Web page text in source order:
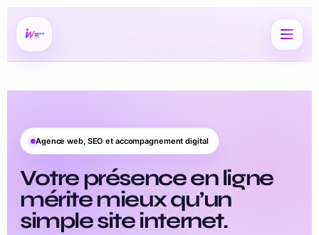
Agence web, SEO et accompagnement digital
Votre présence en ligne
mérite mieux qu’un
simple site internet.